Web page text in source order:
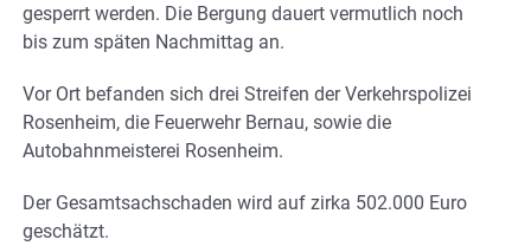
gesperrt werden. Die Bergung dauert vermutlich noch
bis zum späten Nachmittag an.
Vor Ort befanden sich drei Streifen der Verkehrspolizei
Rosenheim, die Feuerwehr Bernau, sowie die
Autobahnmeisterei Rosenheim.
Der Gesamtsachschaden wird auf zirka 502.000 Euro
geschätzt.